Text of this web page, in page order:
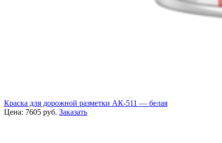
Краска для дорожной разметки АК-511 — белая
Цена: 7605 руб. Заказать